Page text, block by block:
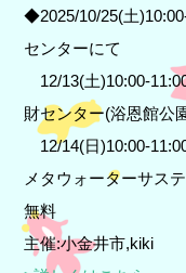
◆2025/10/25(土
センターにて
12/13(土)10:00-
財センター(浴恩館公
12/14(日)10:00-
メタウォーターサス
無料
主催:小金井市,kiki